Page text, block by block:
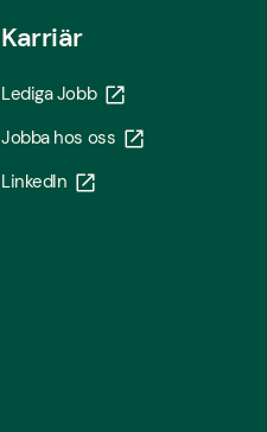
Karriär
Lediga Jobb
Jobba hos oss
LinkedIn